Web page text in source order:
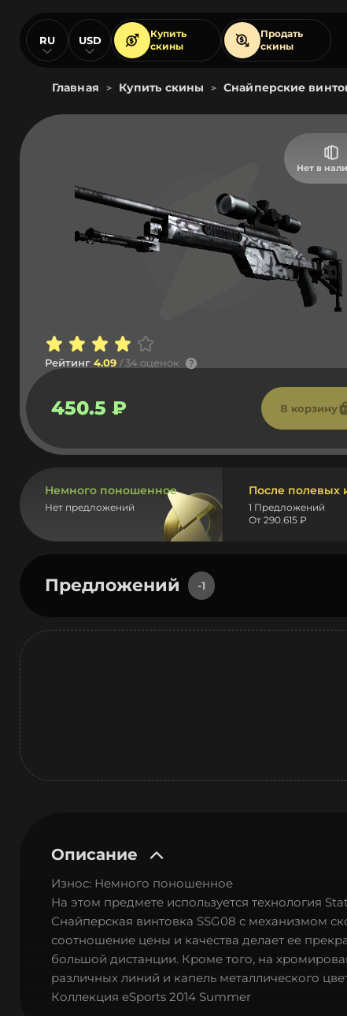
RU USD
Купить
скины
Продать
скины
Главная > Купить скины > Снайперские
Нет в
Рейтинг 4.09 / 34 оценок
450.5 ₽ В корзину
Немного поношенное
Нет предложений
После полевых
1 Предложений
От 290.615 ₽
Предложений -1
Описание
Износ: Немного поношенное
На этом предмете используется технология
Снайперская винтовка SSG08 с механизмом
соотношение цены и качества делает ее
большой дистанции. Кроме того, на
различных линий и капель металлического
Коллекция eSports 2014 Summer